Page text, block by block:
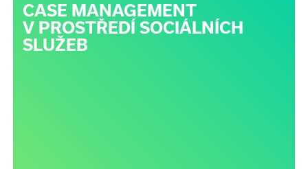
CASE MANAGEMENT
V PROSTŘEDÍ SOCIÁLNÍCH
SLUŽEB